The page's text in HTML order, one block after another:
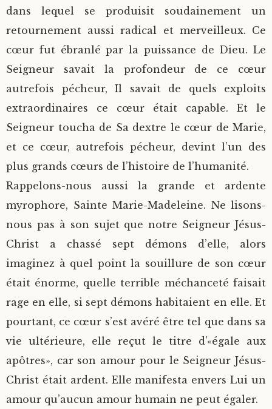
dans lequel se produisit soudainement un
retournement aussi radical et merveilleux. Ce
cœur fut ébranlé par la puissance de Dieu. Le
Seigneur savait la profondeur de ce cœur
autrefois pécheur, Il savait de quels exploits
extraordinaires ce cœur était capable. Et le
Seigneur toucha de Sa dextre le cœur de Marie,
et ce cœur, autrefois pécheur, devint l’un des
plus grands cœurs de l’histoire de l’humanité.
Rappelons-nous aussi la grande et ardente
myrophore, Sainte Marie-Madeleine. Ne lisons-
nous pas à son sujet que notre Seigneur Jésus-
Christ a chassé sept démons d’elle, alors
imaginez à quel point la souillure de son cœur
était énorme, quelle terrible méchanceté faisait
rage en elle, si sept démons habitaient en elle. Et
pourtant, ce cœur s’est avéré être tel que dans sa
vie ultérieure, elle reçut le titre d’«égale aux
apôtres», car son amour pour le Seigneur Jésus-
Christ était ardent. Elle manifesta envers Lui un
amour qu’aucun amour humain ne peut égaler.